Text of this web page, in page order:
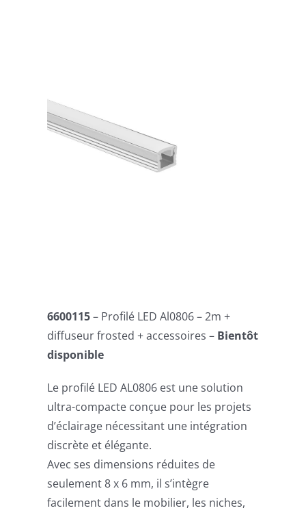
6600115– Profilé LED Al0806 – 2m +
diffuseur frosted + accessoires – Bientôt
disponible
Le profilé LED AL0806 est une solution
ultra-compacte conçue pour les projets
d’éclairage nécessitant une intégration
discrète et élégante.
Avec ses dimensions réduites de
seulement 8 x 6 mm, il s’intègre
facilement dans le mobilier, les niches,